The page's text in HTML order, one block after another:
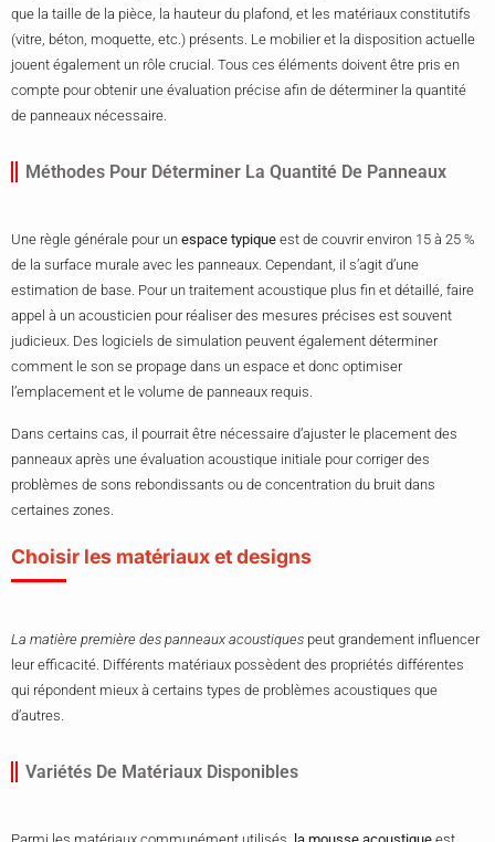
que la taille de la pièce, la hauteur du plafond, et les matériaux constitutifs
(vitre, béton, moquette, etc.) présents. Le mobilier et la disposition actuelle
jouent également un rôle crucial. Tous ces éléments doivent être pris en
compte pour obtenir une évaluation précise afin de déterminer la quantité
de panneaux nécessaire.
Méthodes Pour Déterminer La Quantité De Panneaux
Une règle générale pour un espace typique est de couvrir environ 15 à 25 %
de la surface murale avec les panneaux. Cependant, il s’agit d’une
estimation de base. Pour un traitement acoustique plus fin et détaillé, faire
appel à un acousticien pour réaliser des mesures précises est souvent
judicieux. Des logiciels de simulation peuvent également déterminer
comment le son se propage dans un espace et donc optimiser
l’emplacement et le volume de panneaux requis.
Dans certains cas, il pourrait être nécessaire d’ajuster le placement des
panneaux après une évaluation acoustique initiale pour corriger des
problèmes de sons rebondissants ou de concentration du bruit dans
certaines zones.
Choisir les matériaux et designs
La matière première des panneaux acoustiques peut grandement influencer
leur efficacité. Différents matériaux possèdent des propriétés différentes
qui répondent mieux à certains types de problèmes acoustiques que
d’autres.
Variétés De Matériaux Disponibles